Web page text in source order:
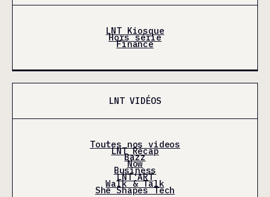
LNT Kiosque
Hors série
Finance
LNT VIDÉOS
Toutes nos videos
LNT Récap
Bazz
Now
Business
LNT'ART
Walk & Talk
She Shapes Tech